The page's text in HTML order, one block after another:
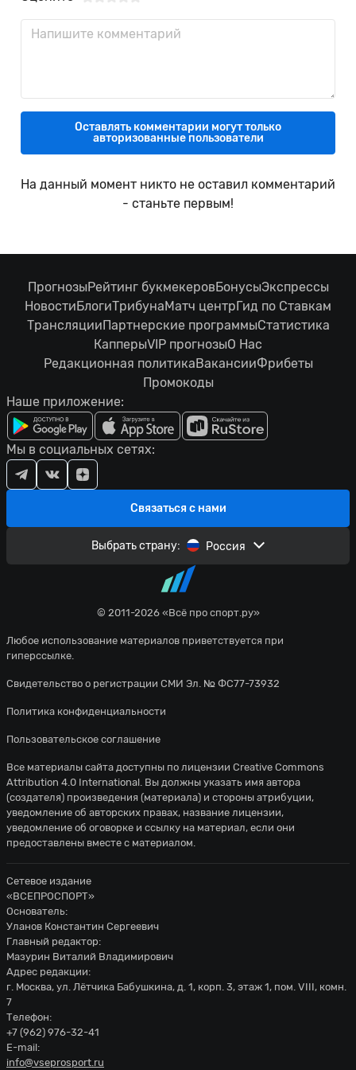
Оставлять комментарии могут только
авторизованные пользователи
На данный момент никто не оставил комментарий
- станьте первым!
© 2011-2026 «Всё про спорт.ру»
Любое использование материалов приветствуется при
гиперссылке.
Свидетельство о регистрации СМИ Эл. № ФС77-73932
Политика конфиденциальности
Пользовательское соглашение
ПрогнозыРейтинг букмекеровБонусыЭкспрессы
НовостиБлогиТрибунаМатч центрГид по Ставкам
ТрансляцииПартнерские программыСтатистика
КапперыVIP прогнозыО Нас
Редакционная политикаВакансииФрибеты
Промокоды
Наше приложение:
Связаться с нами
Мы в социальных сетях:
Выбрать страну: Россия
Все материалы сайта доступны по лицензии Creative Commons
Attribution 4.0 International . Вы должны указать имя автора
(создателя) произведения (материала) и стороны атрибуции,
уведомление об авторских правах, название лицензии,
уведомление об оговорке и ссылку на материал, если они
предоставлены вместе с материалом.
Сетевое издание
«ВСЕПРОСПОРТ»
Основатель:
Уланов Константин Сергеевич
Главный редактор:
Мазурин Виталий Владимирович
Адрес редакции:
г. Москва, ул. Лётчика Бабушкина, д. 1, корп. 3, этаж 1, пом. VIII, комн.
7
Телефон:
+7 (962) 976-32-41
E-mail:
info@vseprosport.ru